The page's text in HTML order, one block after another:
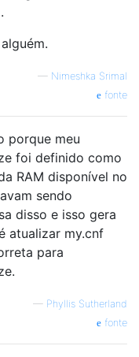
— Nimeshka Srimal
fonte
porque meu
foi definido como
RAM disponível no
sendo
disso e isso gera
atualizar my.cnf
para
— Phyllis Sutherland
fonte